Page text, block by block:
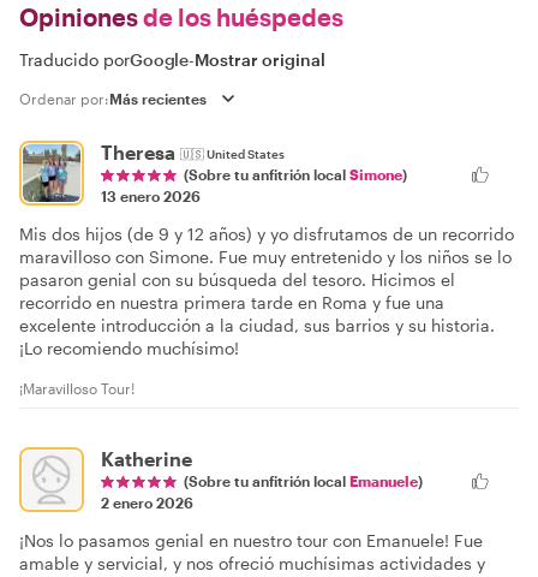
Opinionesde los huéspedes
Traducido porGoogle-Mostrar original
Ordenar por:
Theresa 🇺🇸United States
(Sobre tu anfitrión local Simone)
13 enero 2026
Mis dos hijos (de 9 y 12 años) y yo disfrutamos de un recorrido
maravilloso con Simone. Fue muy entretenido y los niños se lo
pasaron genial con su búsqueda del tesoro. Hicimos el
recorrido en nuestra primera tarde en Roma y fue una
excelente introducción a la ciudad, sus barrios y su historia.
¡Lo recomiendo muchísimo!
¡Maravilloso Tour!
Katherine
(Sobre tu anfitrión local Emanuele)
2 enero 2026
¡Nos lo pasamos genial en nuestro tour con Emanuele! Fue
amable y servicial, y nos ofreció muchísimas actividades y